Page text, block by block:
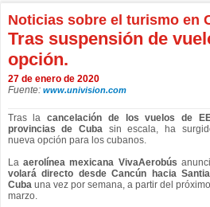
Noticias sobre el turismo en
Tras suspensión de
opción.
27 de enero de 2020
Fuente: www.univision.com
Tras la cancelación de los vuelos de
provincias de Cubasin escala, ha
nueva opción para los cubanos.
La aerolínea mexicana VivaAerobús
volará directo desde Cancún hacia
Cubauna vez por semana, a partir del
marzo.